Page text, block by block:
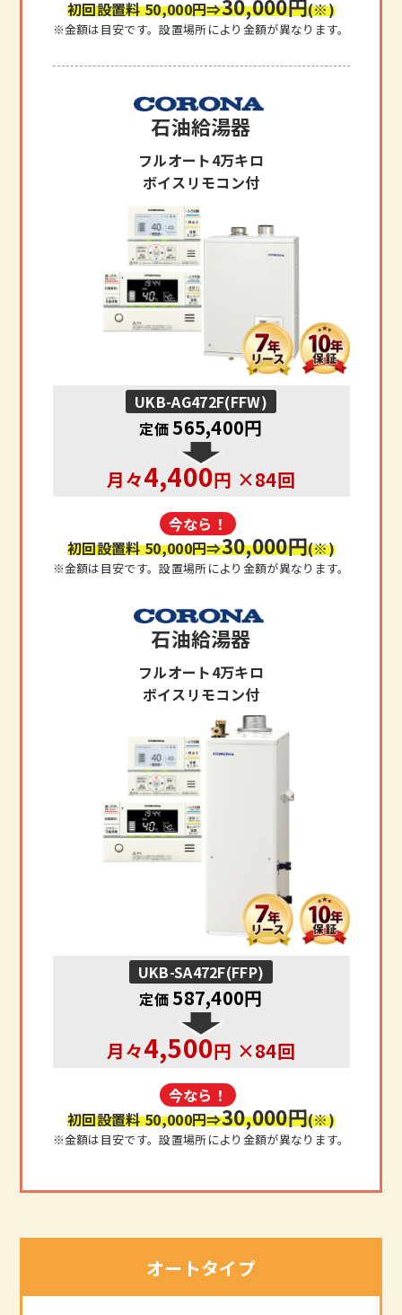
初回設置料 50,000円⇒30,000円(※)
※金額は目安です。設置場所により金額が異なります。
石油給湯器
フルオート4万キロ
ボイスリモコン付
UKB-AG472F(FFW)
定価565,400円
月々4,400円 ×84回
今なら！
初回設置料 50,000円⇒30,000円(※)
※金額は目安です。設置場所により金額が異なります。
石油給湯器
フルオート4万キロ
ボイスリモコン付
UKB-SA472F(FFP)
定価587,400円
月々4,500円 ×84回
今なら！
初回設置料 50,000円⇒30,000円(※)
※金額は目安です。設置場所により金額が異なります。
オートタイプ